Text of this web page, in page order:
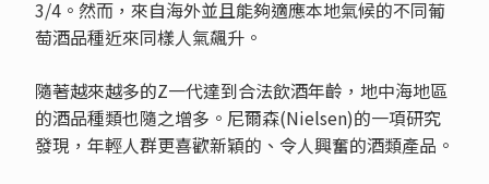
3/4。然而，來自海外並且能夠適應本地氣候的不同葡
萄酒品種近來同樣人氣飆升。
隨著越來越多的Z一代達到合法飲酒年齡，地中海地區
的酒品種類也隨之增多。尼爾森(Nielsen)的一項研究
發現，年輕人群更喜歡新穎的、令人興奮的酒類產品。